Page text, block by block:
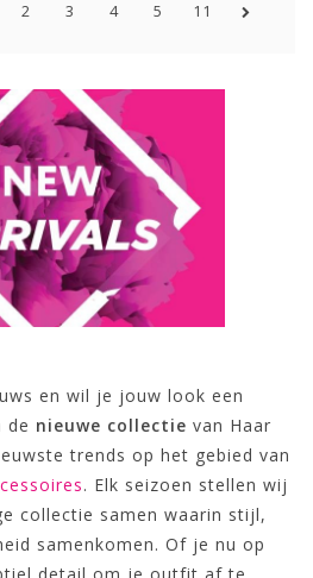
2 3 4 5 11
en wil je jouw look een
de nieuwe collectie van Haar
trends op het gebied van
. Elk seizoen stellen wij
collectie samen waarin stijl,
samenkomen. Of je nu op